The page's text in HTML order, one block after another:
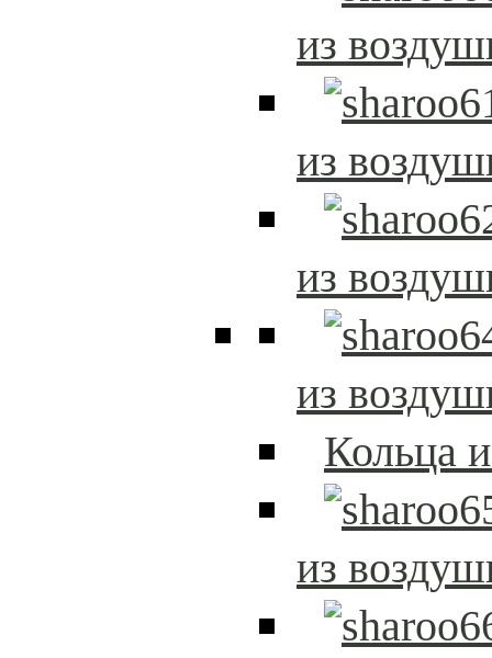
из
из
из
из
Кольца
из